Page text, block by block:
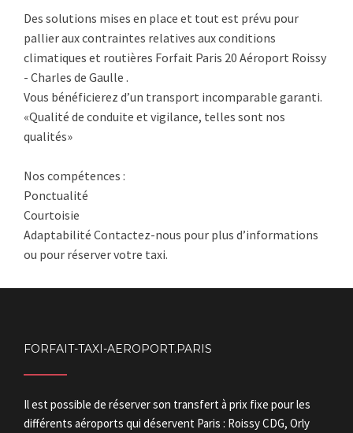
Des solutions mises en place et tout est prévu pour
pallier aux contraintes relatives aux conditions
climatiques et routières Forfait Paris 20 Aéroport Roissy
- Charles de Gaulle .
Vous bénéficierez d’un transport incomparable garanti.
«Qualité de conduite et vigilance, telles sont nos
qualités»
Nos compétences :
Ponctualité
Courtoisie
Adaptabilité Contactez-nous pour plus d’informations
ou pour réserver votre taxi.
FORFAIT-TAXI-AEROPORT.PARIS
Il est possible de réserver son transfert à prix fixe pour les
différents aéroports qui déservent Paris : Roissy CDG, Orly